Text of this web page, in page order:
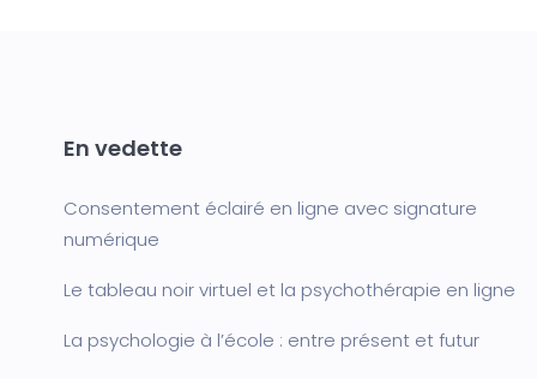
En vedette
Consentement éclairé en ligne avec signature
numérique
Le tableau noir virtuel et la psychothérapie en ligne
La psychologie à l’école : entre présent et futur